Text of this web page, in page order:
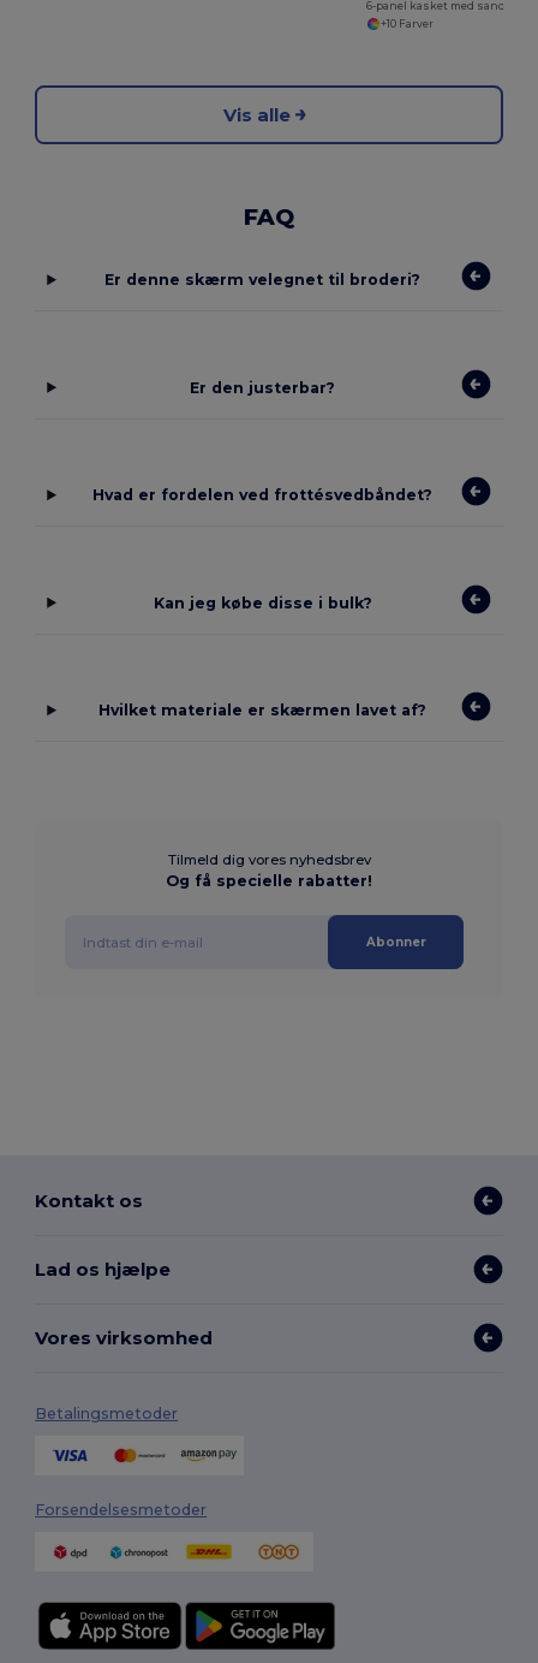
+10 Farver
Vis alle
FAQ
Er denne skærm velegnet til broderi?
Er den justerbar?
Hvad er fordelen ved frottésvedbåndet?
Kan jeg købe disse i bulk?
Hvilket materiale er skærmen lavet af?
Tilmeld dig vores nyhedsbrev
Og få specielle rabatter!
Abonner
Kontakt os
Lad os hjælpe
Vores virksomhed
Betalingsmetoder
Forsendelsesmetoder